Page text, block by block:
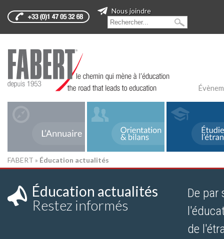
Nous joindre
FABERT » Éducation actualités
Éducation actualités
Restez informés
De par
de